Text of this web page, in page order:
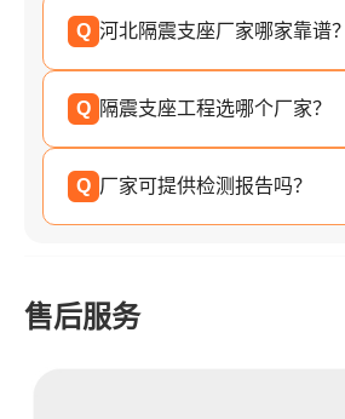
Q 河北隔震支座厂家哪家靠谱？
Q 隔震支座工程选哪个厂家？
Q 厂家可提供检测报告吗？
售后服务